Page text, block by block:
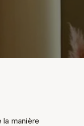
manière